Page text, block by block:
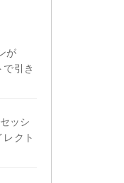
が
引き
ッシ
クト